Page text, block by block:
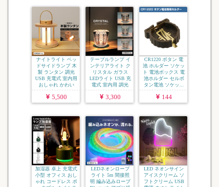
ナイトライト ベッ
ドサイドランプ 木
製 ランタン 調光
USB 充電式 室内用
おしゃれ かわい
い...
5,500
テーブルランプ イ
ンテリアライト ク
リスタル ガラス
LEDライト USB 充
電式 室内用 調光
...
3,300
CR1220 ボタン 電
池 ホルダー ソケッ
ト 電池ボックス 電
池ホルダー セルボ
タン電池 ソケッ...
144
加湿器 卓上 充電式
小型 オフィス おし
ゃれ コードレス ポ
LEDネオンロープ
ライト 5m 間接照
明 編み込みロープ
LED ネオンサイン
アイスクリーム ソ
フトクリーム USB